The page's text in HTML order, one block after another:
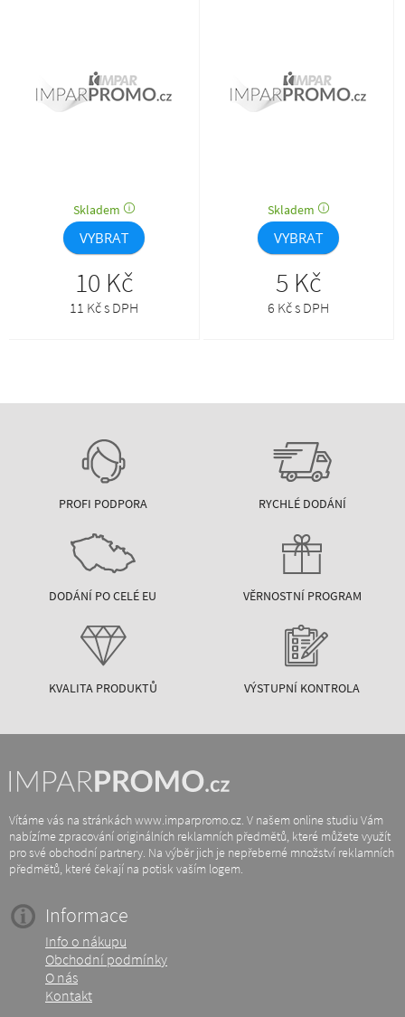
Skladem
VYBRAT
10 Kč
11 Kč s DPH
Skladem
VYBRAT
5 Kč
6 Kč s DPH
PROFI PODPORA RYCHLÉ DODÁNÍ
DODÁNÍ PO CELÉ EU VĚRNOSTNÍ PROGRAM
KVALITA PRODUKTŮ VÝSTUPNÍ KONTROLA
Vítáme vás na stránkách www.imparpromo.cz. V našem online studiu Vám
nabízíme zpracování originálních reklamních předmětů, které můžete využít
pro své obchodní partnery. Na výběr jich je nepřeberné množství reklamních
předmětů, které čekají na potisk vaším logem.
Informace
Info o nákupu
Obchodní podmínky
O nás
Kontakt